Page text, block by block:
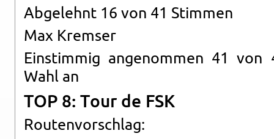
Ab­ge­lehnt 16 von 41 Stim­men
Max Krem­ser
Ein­stim­mig an­ge­nom­men 41
Wahl an
TOP 8: Tour de FSK
Rou­ten­vor­schlag: